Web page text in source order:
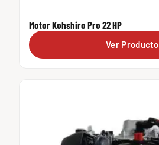
Motor Kohshiro Pro 22 HP
Ver Producto